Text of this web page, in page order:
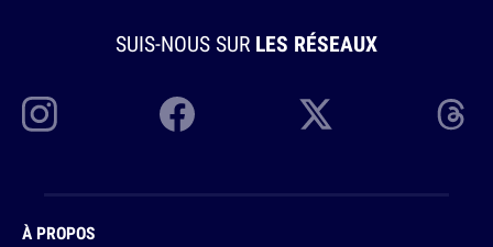
SUIS-NOUS SUR LES RÉSEAUX
À PROPOS